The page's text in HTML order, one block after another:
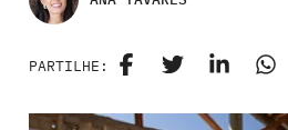
PARTILHE: